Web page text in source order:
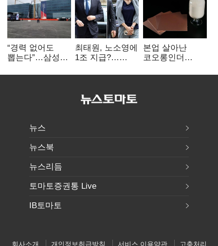
“경력 없어도
뽑는다”…삼성
반도체 인재
최태원, 노소영에
1조 지급?…
본업 살아난
코오롱인더
배터리 소재로
뉴스
뉴스북
뉴스리듬
토마토증권통 Live
IB토마토
회사소개 개인정보취급방침 서비스 이용약관 고충처리